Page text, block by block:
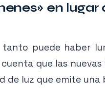
en lugar
puede haber
que las nuevas
de luz que emite una